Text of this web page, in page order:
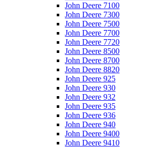
John Deere 7100
John Deere 7300
John Deere 7500
John Deere 7700
John Deere 7720
John Deere 8500
John Deere 8700
John Deere 8820
John Deere 925
John Deere 930
John Deere 932
John Deere 935
John Deere 936
John Deere 940
John Deere 9400
John Deere 9410